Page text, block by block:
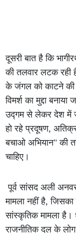
दूसरी बात है कि
की तलवार लटक रही
के जंगल को काटने की
विमर्श का मुद्दा
उद्गम से लेकर देश में
हो रहे प्रदूषण,
बचाओ अभियान" की
चाहिए।
पूर्व सांसद अली
मामला नहीं है,
सांस्कृतिक मामला है।
राजनीतिक दल के